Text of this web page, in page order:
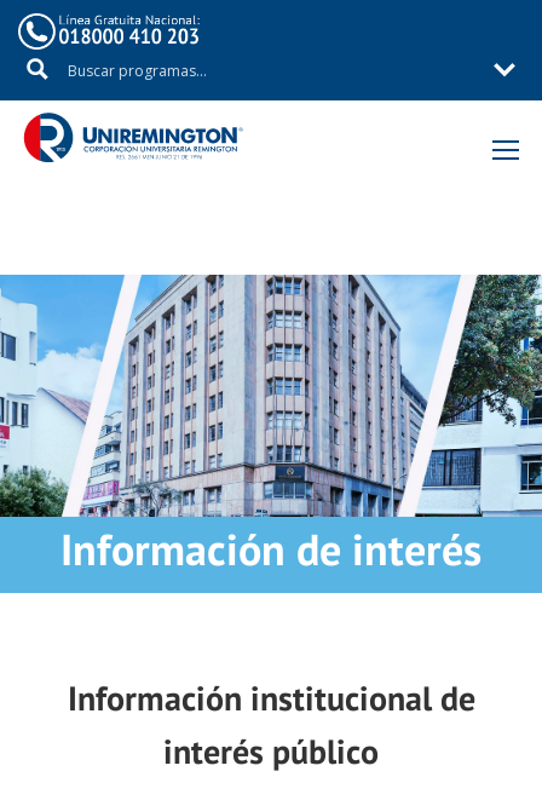
Inicio
Información de interés
Información institucional de
interés público